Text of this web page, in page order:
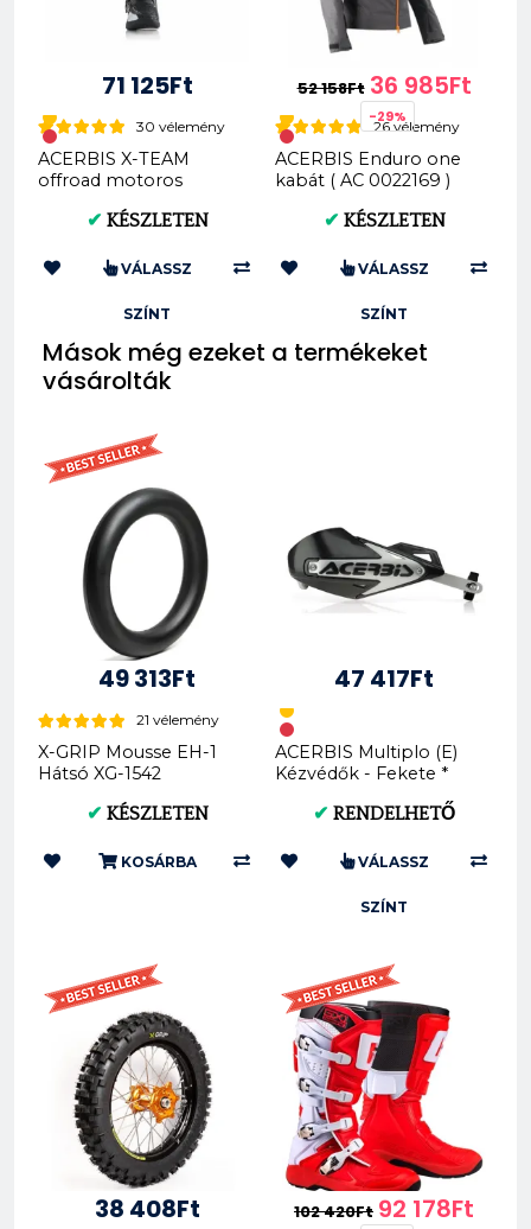
71 125Ft
30 vélemény
ACERBIS X-TEAM
offroad motoros
✔ KÉSZLETEN
VÁLASSZ
SZÍNT
52 158Ft 36 985Ft
-29%
26 vélemény
ACERBIS Enduro one
kabát ( AC 0022169 )
✔ KÉSZLETEN
VÁLASSZ
SZÍNT
Mások még ezeket a termékeket
vásárolták
49 313Ft
21 vélemény
X-GRIP Mousse EH-1
Hátsó XG-1542
✔ KÉSZLETEN
KOSÁRBA
47 417Ft
ACERBIS Multiplo (E)
Kézvédők - Fekete *
Naranc...
✔ RENDELHETŐ
VÁLASSZ
SZÍNT
38 408Ft 102 420Ft 92 178Ft